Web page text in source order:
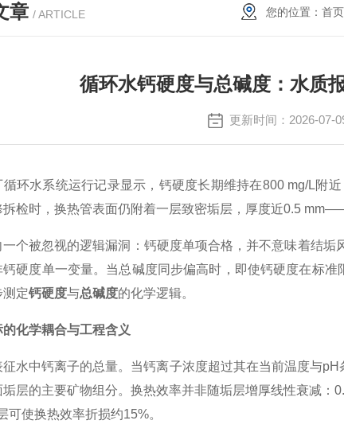
章 / ARTICLE 您的位置： 首页
循环水钙硬度与总碱度：水质
更新时间：2026-
循环水系统运行记录显示，钙硬度长期维持在800 mg/L附
拆检时，换热管表面仍附着一层致密垢层，厚度近0.5
一个被忽视的逻辑漏洞：钙硬度单项合格，并不意味着结
钙硬度单一变量。当总碱度同步偏高时，即使钙硬度在标
测定钙硬度与总碱度的化学逻辑。
化学耦合与工程含义
征水中钙离子的总量。当钙离子浓度超过其在当前温度与
层的主要矿物组分。换热效率并非随垢层增厚线性衰减：
可使换热效率折损约15%。